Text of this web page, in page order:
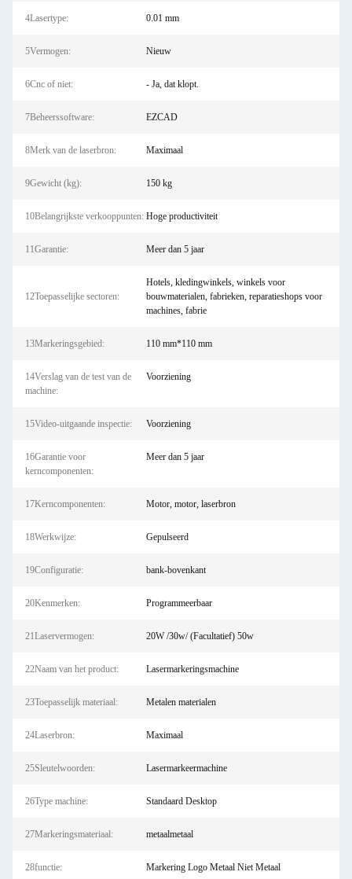
4Lasertype: 0.01 mm
5Vermogen: Nieuw
6Cnc of niet: - Ja, dat klopt.
7Beheerssoftware: EZCAD
8Merk van de laserbron: Maximaal
9Gewicht (kg): 150 kg
10Belangrijkste verkooppunten: Hoge productiviteit
11Garantie: Meer dan 5 jaar
12Toepasselijke sectoren:
Hotels, kledingwinkels, winkels voor
bouwmaterialen, fabrieken, reparatieshops voor
machines, fabrie
13Markeringsgebied: 110 mm*110 mm
14Verslag van de test van de
machine:
Voorziening
15Video-uitgaande inspectie: Voorziening
16Garantie voor
kerncomponenten:
Meer dan 5 jaar
17Kerncomponenten: Motor, motor, laserbron
18Werkwijze: Gepulseerd
19Configuratie: bank-bovenkant
20Kenmerken: Programmeerbaar
21Laservermogen: 20W /30w/ (Facultatief) 50w
22Naam van het product: Lasermarkeringsmachine
23Toepasselijk materiaal: Metalen materialen
24Laserbron: Maximaal
25Sleutelwoorden: Lasermarkeermachine
26Type machine: Standaard Desktop
27Markeringsmateriaal: metaalmetaal
28functie: Markering Logo Metaal Niet Metaal